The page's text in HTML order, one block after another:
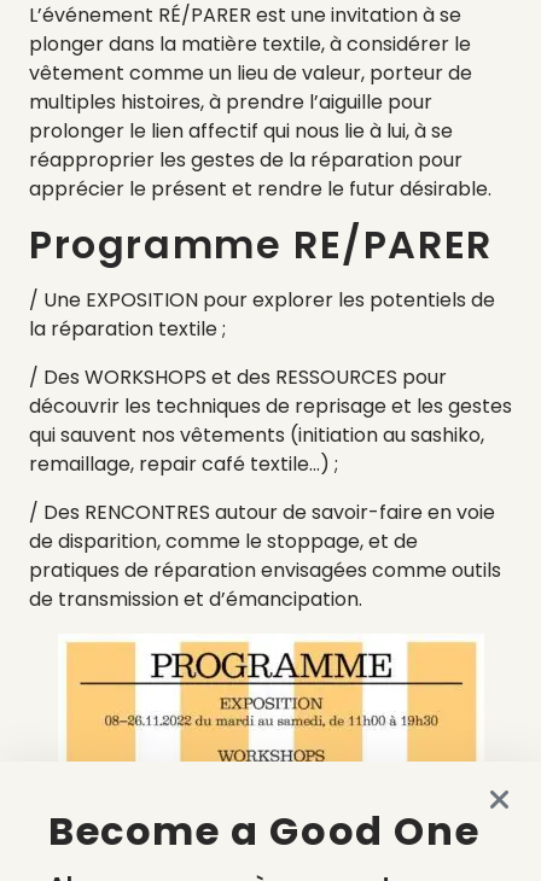
L’événement RÉ/PARER est une invitation à se
plonger dans la matière textile, à considérer le
vêtement comme un lieu de valeur, porteur de
multiples histoires, à prendre l’aiguille pour
prolonger le lien affectif qui nous lie à lui, à se
réapproprier les gestes de la réparation pour
apprécier le présent et rendre le futur désirable.
Programme RE/PARER
/ Une EXPOSITION pour explorer les potentiels de
la réparation textile ;
/ Des WORKSHOPS et des RESSOURCES pour
découvrir les techniques de reprisage et les gestes
qui sauvent nos vêtements (initiation au sashiko,
remaillage, repair café textile…) ;
/ Des RENCONTRES autour de savoir-faire en voie
de disparition, comme le stoppage, et de
pratiques de réparation envisagées comme outils
de transmission et d’émancipation.
Become a Good One